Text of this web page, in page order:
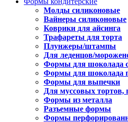
Молды силиконовые
Вайнеры силиконовые
Коврики для айсинга
Трафареты для торта
Плунжеры/штампы
Для леденцов/
Формы для шоколада
Формы для шоколада
Формы для выпечки
Для муссовых
Формы из металла
Разъемные формы
Формы